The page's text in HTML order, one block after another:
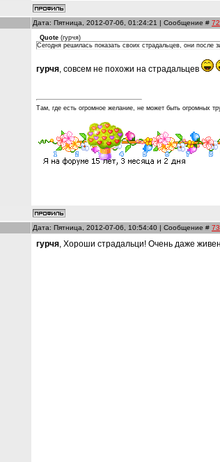
Дата: Пятница, 2012-07-06, 01:24:21 | Сообщение # 72
Quote (гурчя)
Сегодня решилась показать своих страдальцев, они после
гурчя, совсем не похожи на страдальцев
Там, где есть огромное желание, не может быть огромных
Дата: Пятница, 2012-07-06, 10:54:40 | Сообщение # 73
гурчя, Хороши страдальци! Очень даже